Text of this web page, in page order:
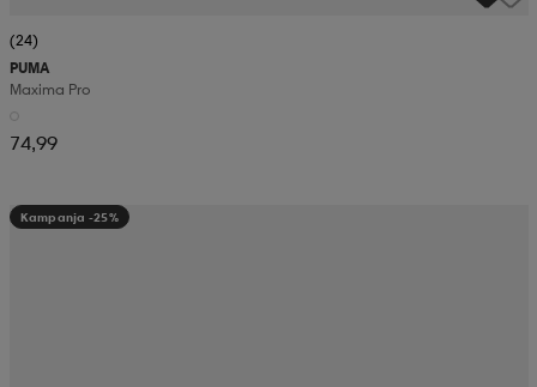
(24)
PUMA
Maxima Pro
74,99
Kampanja -25%